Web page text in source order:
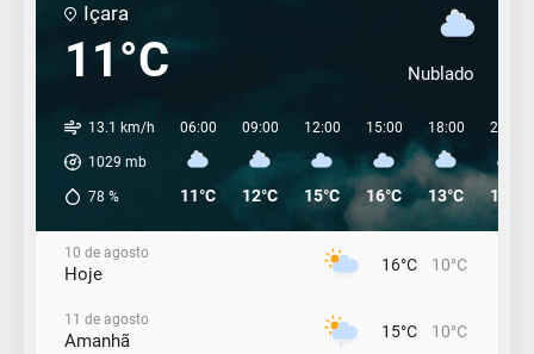
Içara
11°C Nublado
13.1 km/h
1029 mb
78 %
06:00
11°C
09:00
12°C
12:00
15°C
15:00
16°C
18:00
13°C
21:00
12°C
10 de agosto
Hoje 16°C 10°C
11 de agosto
Amanhã 15°C 10°C